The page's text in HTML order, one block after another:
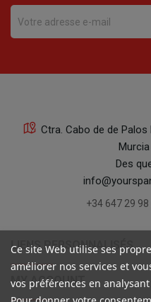
Ctra. Cabo de de
Des
+34 647 29
LIENS PERSONNALISÉS
MY ACCOUNT
Ce site Web utilise ses
améliorer nos services et
vos préférences en